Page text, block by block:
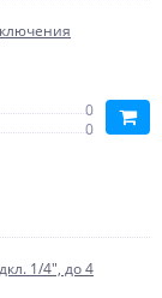
0
0
1/4", до 4